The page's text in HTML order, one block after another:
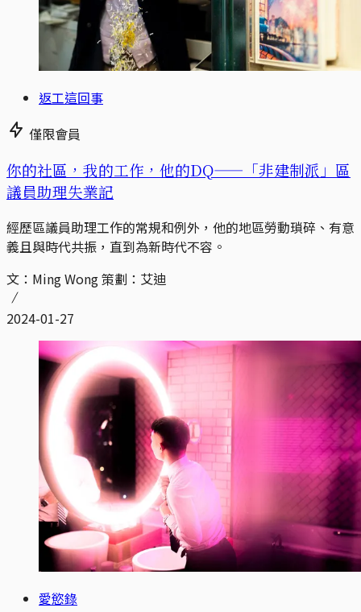
返工這回事
僅限會員
你的社區，我的工作，他的DQ——「非建制派」區
議員助理失業記
經歷區議員助理工作的常規和例外，他的地區勞動瑣碎、有意
義且與時代共振，直到為新時代不容。
文：Ming Wong 策劃：艾迪
2024-01-27
愛慾錄